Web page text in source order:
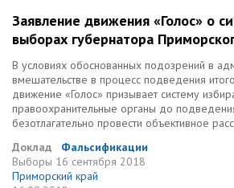
Заявление движения «Голос» о
выборах губернатора
В условиях обоснованных подозрений в
вмешательстве в процесс подведения
движение «Голос» призывает систему
правоохранительные органы до
безотлагательно провести объективное
Доклад
Фальсификации
Выборы 16 сентября 2018
Приморский край